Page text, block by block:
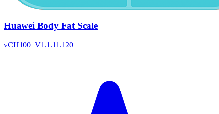
Huawei Body Fat Scale
vCH100_V1.1.11.120